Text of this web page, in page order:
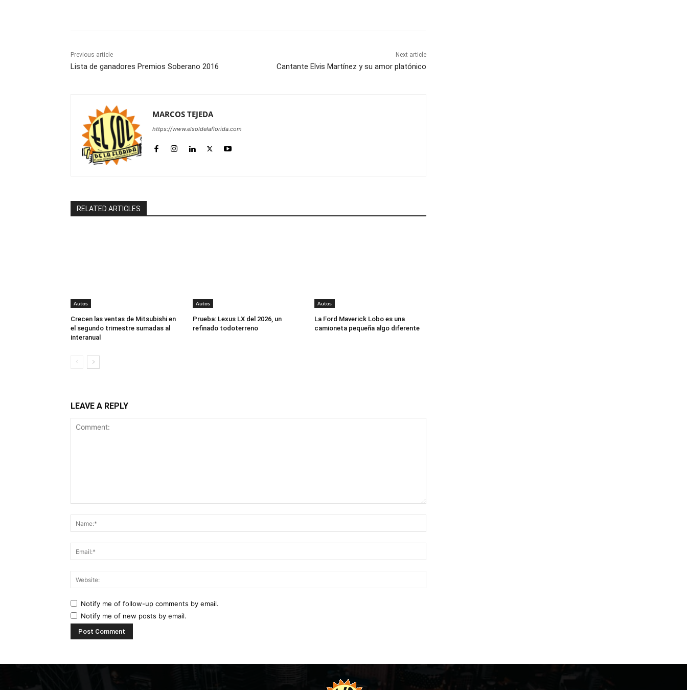
Previous article
Lista de ganadores Premios Soberano 2016
Next article
Cantante Elvis Martínez y su amor platónico
MARCOS TEJEDA
https://www.elsoldelaflorida.com
RELATED ARTICLES
Autos
Crecen las ventas de Mitsubishi en
el segundo trimestre sumadas al
interanual
Autos
Prueba: Lexus LX del 2026, un
refinado todoterreno
Autos
La Ford Maverick Lobo es una
camioneta pequeña algo diferente
LEAVE A REPLY
Notify me of follow-up comments by email.
Notify me of new posts by email.